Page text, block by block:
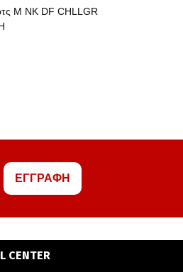
M NK DF CHLLGR
ΕΓΓΡΑΦΗ
CENTER